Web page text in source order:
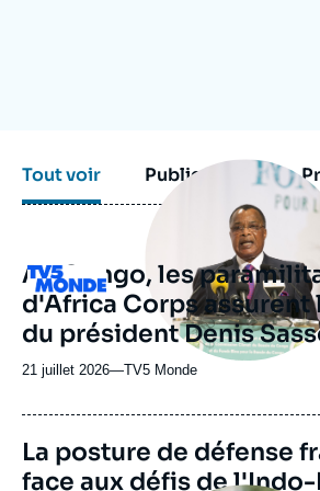
Tout voir Publications
Logo
Image
principale
médiatique
Au Congo, les
d'Africa Corps assurent
du président Denis
21 juillet 2026—Nom
journal,
ou
émission
TV5 Monde
La posture de défense
face aux défis de